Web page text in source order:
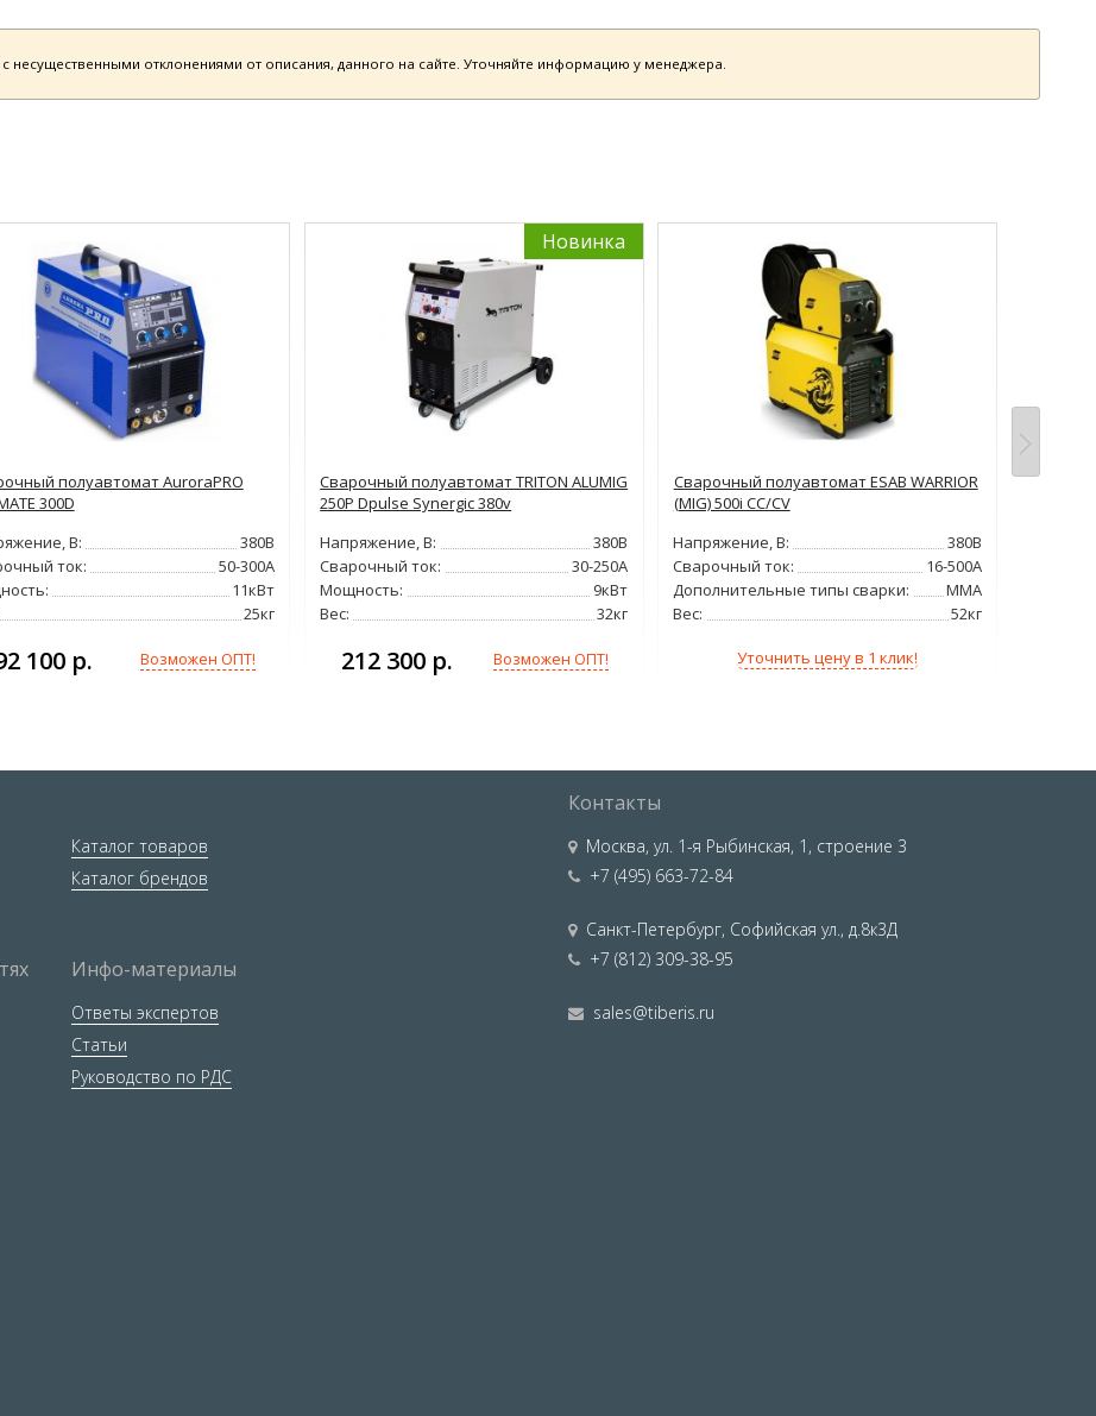
несущественными отклонениями от описания, данного на сайте. Уточняйте информацию у менеджера.
полуавтомат AuroraPRO
300D
В:
380В
ток:
50-300А
11кВт
25кг
100 р. Возможен ОПТ!
Новинка
Сварочный полуавтомат TRITON ALUMIG
250P Dpulse Synergic 380v
Напряжение, В:
380В
Сварочный ток:
30-250А
Мощность:
9кВт
Вес:
32кг
212 300 р. Возможен ОПТ!
Сварочный полуавтомат ESAB WARRIOR
(MIG) 500i CC/CV
Напряжение, В:
380В
Сварочный ток:
16-500А
Дополнительные типы сварки:
MMA
Вес:
52кг
Уточнить цену в 1 клик!
Каталог товаров
Каталог брендов
Инфо-материалы
Ответы экспертов
Статьи
Руководство по РДС
Контакты
Москва,ул. 1-я Рыбинская, 1, строение 3
+7 (495) 663-72-84
Санкт-Петербург, Софийская ул., д.8к3Д
+7 (812) 309-38-95
sales@tiberis.ru